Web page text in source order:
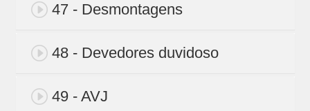
47 - Desmontagens
48 - Devedores duvidoso
49 - AVJ